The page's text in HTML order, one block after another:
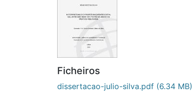
Ficheiros
dissertacao-julio-silva.pdf (6.34 MB)